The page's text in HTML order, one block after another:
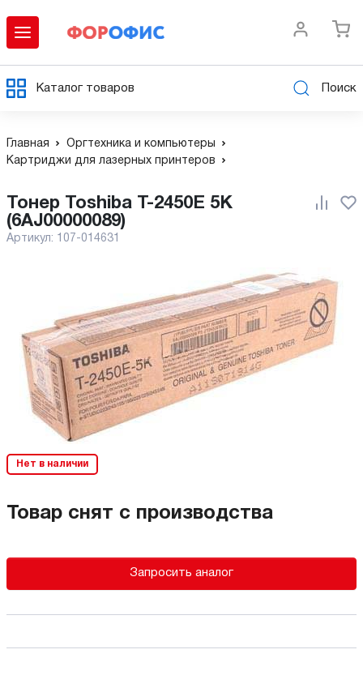
Каталог товаров Поиск
Главная
Оргтехника и компьютеры
Картриджи для лазерных принтеров
(6AJ00000089)
Артикул: 107-014631
Нет в наличии
Товар снят с производства
Запросить аналог